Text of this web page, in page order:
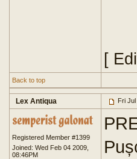
[
Back to top
Lex Antiqua Fri
Registered Member #1399
Joined: Wed Feb 04 2009,
08:46PM